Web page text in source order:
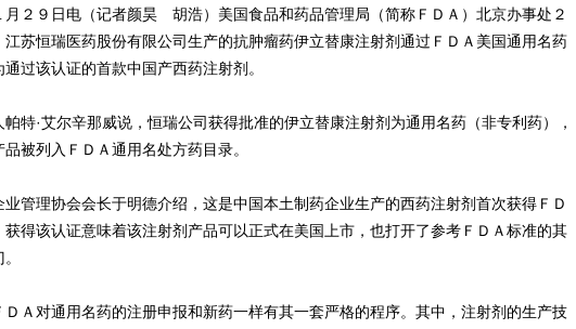
９日电（记者颜昊 胡浩）美国食品和药品管理局（简称ＦＤＡ）北京办事处２
江苏恒瑞医药股份有限公司生产的抗肿瘤药伊立替康注射剂通过ＦＤＡ美国通用名药
过该认证的首款中国产西药注射剂。
·艾尔辛那威说，恒瑞公司获得批准的伊立替康注射剂为通用名药（非专利药），
被列入ＦＤＡ通用名处方药目录。
理协会会长于明德介绍，这是中国本土制药企业生产的西药注射剂首次获得ＦＤ
获得该认证意味着该注射剂产品可以正式在美国上市，也打开了参考ＦＤＡ标准的其
对通用名药的注册申报和新药一样有其一套严格的程序。其中，注射剂的生产技